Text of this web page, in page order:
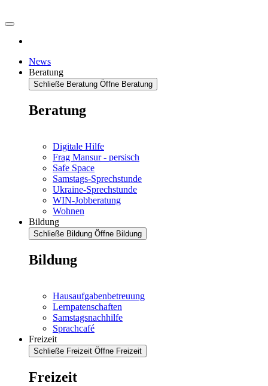
News
Beratung
Schließe Beratung Öffne Beratung
Beratung
Digitale Hilfe
Frag Mansur - persisch
Safe Space
Samstags-Sprechstunde
Ukraine-Sprechstunde
WIN-Jobberatung
Wohnen
Bildung
Schließe Bildung Öffne Bildung
Bildung
Hausaufgabenbetreuung
Lernpatenschaften
Samstagsnachhilfe
Sprachcafé
Freizeit
Schließe Freizeit Öffne Freizeit
Freizeit